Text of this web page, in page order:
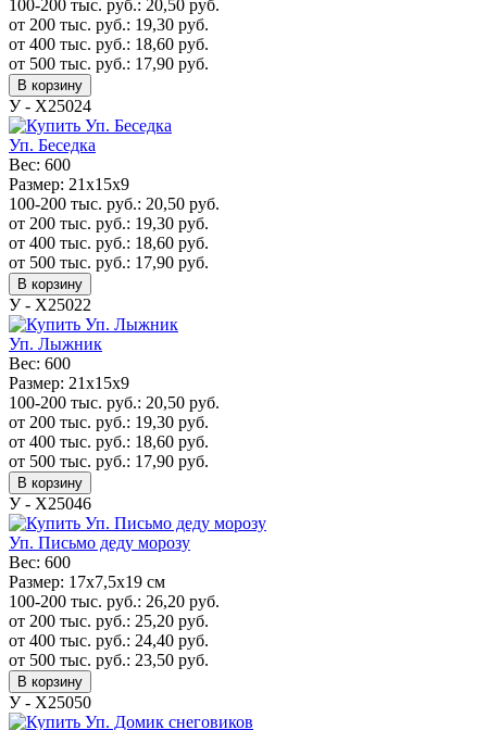
100-200 тыс. руб.: 20,50 руб.
от 200 тыс. руб.: 19,30 руб.
от 400 тыс. руб.: 18,60 руб.
от 500 тыс. руб.: 17,90 руб.
В корзину
У - Х25024
Уп. Беседка
Вес: 600
Размер: 21х15х9
100-200 тыс. руб.: 20,50 руб.
от 200 тыс. руб.: 19,30 руб.
от 400 тыс. руб.: 18,60 руб.
от 500 тыс. руб.: 17,90 руб.
В корзину
У - Х25022
Уп. Лыжник
Вес: 600
Размер: 21х15х9
100-200 тыс. руб.: 20,50 руб.
от 200 тыс. руб.: 19,30 руб.
от 400 тыс. руб.: 18,60 руб.
от 500 тыс. руб.: 17,90 руб.
В корзину
У - Х25046
Уп. Письмо деду морозу
Вес: 600
Размер: 17x7,5x19 см
100-200 тыс. руб.: 26,20 руб.
от 200 тыс. руб.: 25,20 руб.
от 400 тыс. руб.: 24,40 руб.
от 500 тыс. руб.: 23,50 руб.
В корзину
У - Х25050